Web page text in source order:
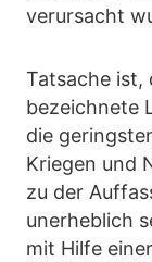
verursacht
Tatsache ist,
bezeichnete
die
Kriegen und
zu der
unerheblich
mit Hilfe